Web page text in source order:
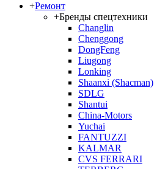
+Ремонт
+Бренды спецтехники
Changlin
Chenggong
DongFeng
Liugong
Lonking
Shaanxi (Shacman)
SDLG
Shantui
China-Motors
Yuchai
FANTUZZI
KALMAR
CVS FERRARI